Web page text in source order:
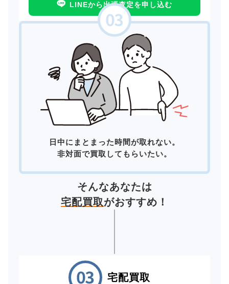
LINEから出張査定を申し込む
日中にまとまった時間が取れない。
非対面で買取してもらいたい。
そんなあなたは
宅配買取がおすすめ！
宅配買取